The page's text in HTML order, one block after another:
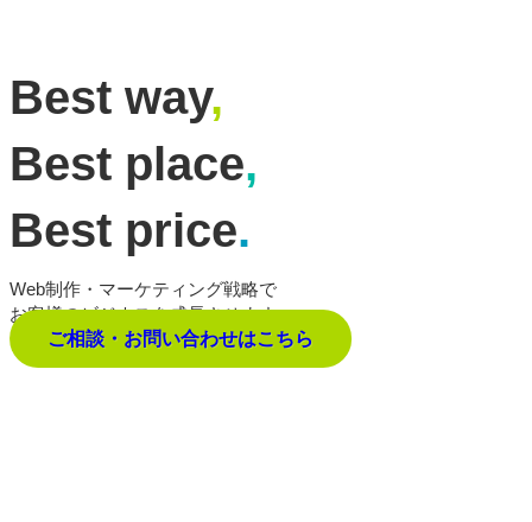
Best way,
Best place,
Best price.
Web制作・マーケティング戦略で
お客様のビジネスを成長させます。
ご相談・お問い合わせはこちら